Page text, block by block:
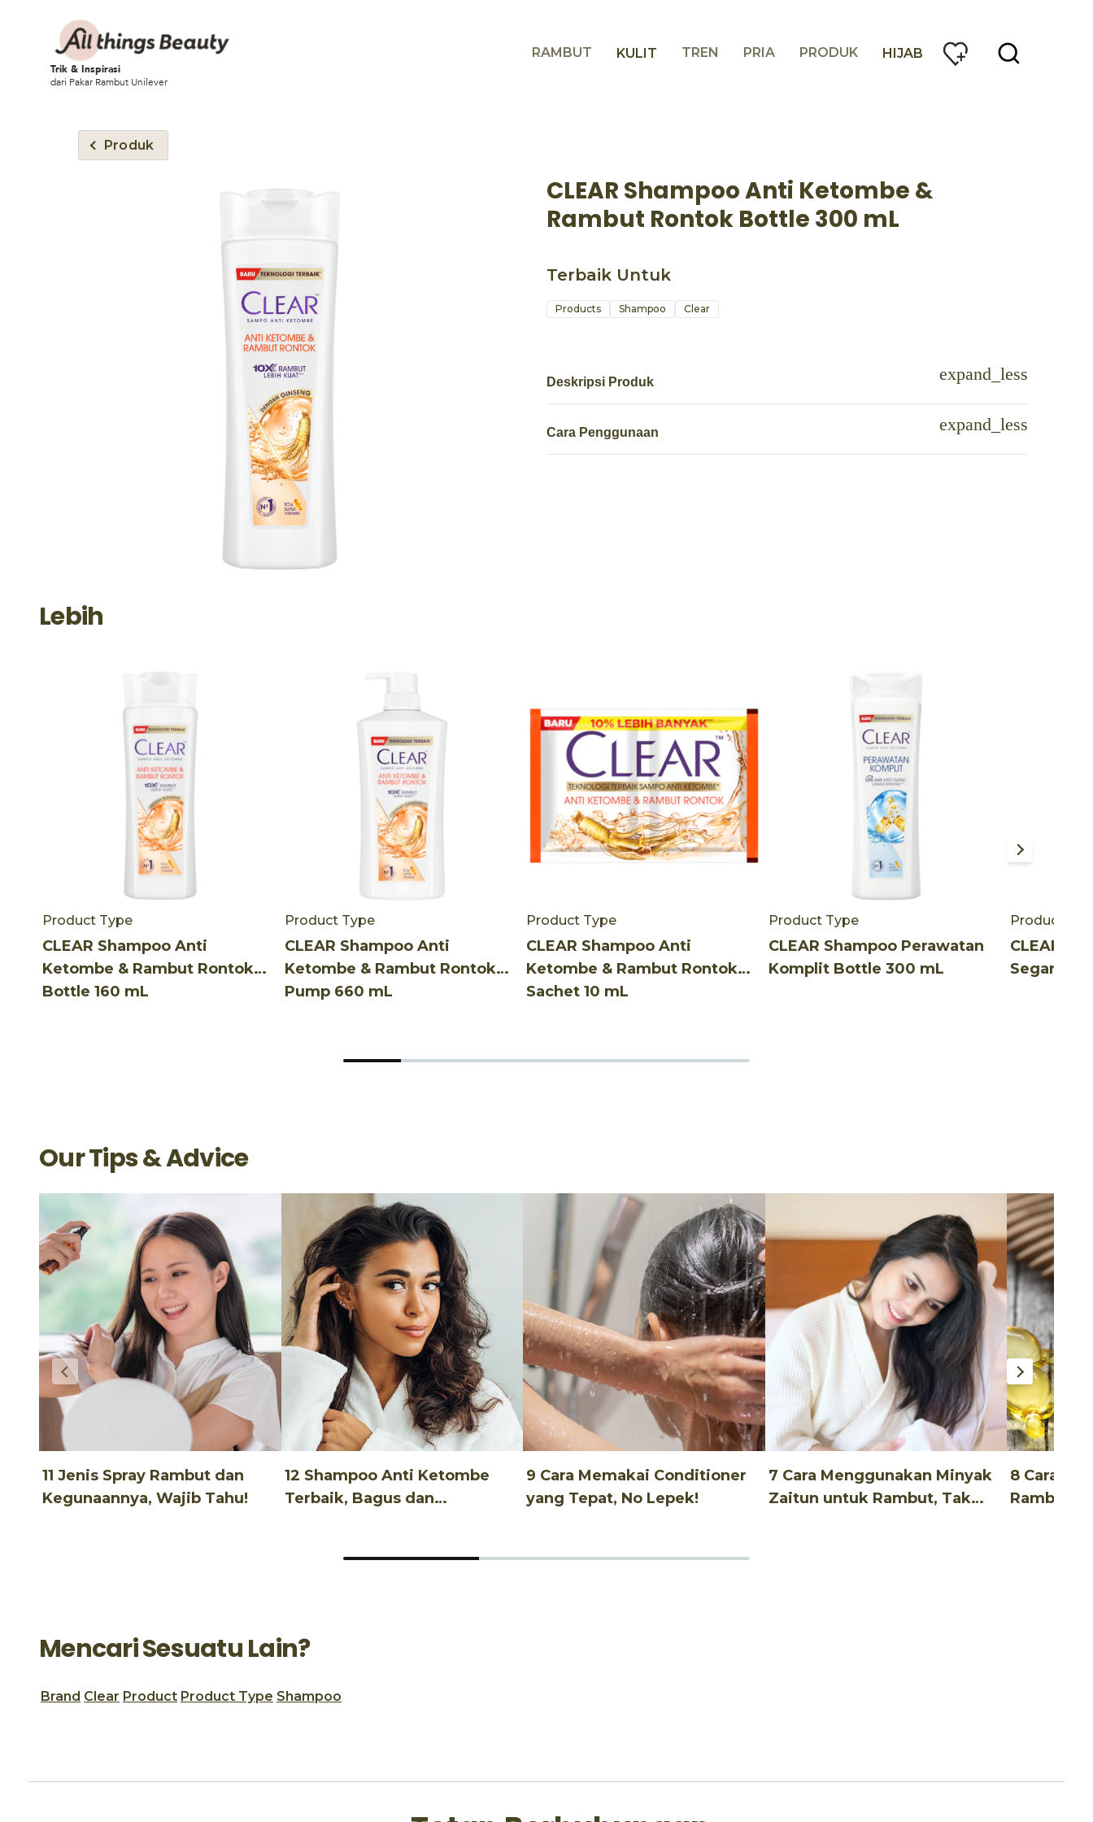
Trik & Inspirasi
dari Pakar Rambut Unilever
RAMBUT KULIT TREN PRIA PRODUK HIJAB
Produk
CLEAR Shampoo Anti Ketombe &
Rambut Rontok Bottle 300 mL
Terbaik Untuk
Products Shampoo Clear
Deskripsi Produk
Cara Penggunaan
Lebih
Product Type
CLEAR Shampoo Anti
Ketombe & Rambut Rontok
Bottle 160 mL
Product Type
CLEAR Shampoo Anti
Ketombe & Rambut Rontok
Pump 660 mL
Product Type
CLEAR Shampoo Anti
Ketombe & Rambut Rontok
Sachet 10 mL
Product Type
CLEAR Shampoo Perawatan
Komplit Bottle 300 mL
Product
CLEAR
Segar
Our Tips & Advice
11 Jenis Spray Rambut dan
Kegunaannya, Wajib Tahu!
12 Shampoo Anti Ketombe
Terbaik, Bagus dan
9 Cara Memakai Conditioner
yang Tepat, No Lepek!
7 Cara Menggunakan Minyak
Zaitun untuk Rambut, Tak
8 Cara
Rambut
Mencari Sesuatu Lain?
Brand Clear Product Product Type Shampoo